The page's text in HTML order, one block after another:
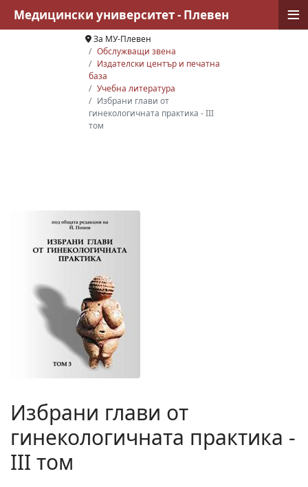
За МУ-Плевен
Обслужващи звена
Издателски център и печатна
база
Учебна литература
Избрани глави от
гинекологичната практика - ІІІ
том
Избрани глави от
гинекологичната практика -
ІІІ том
Медицински университет - Плевен ≡